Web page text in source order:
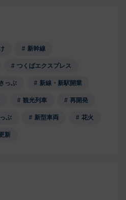
新幹線
つくばエクスプレス
きっぷ 新線・新駅開業
観光列車 再開発
ぷ 新型車両 花火
新